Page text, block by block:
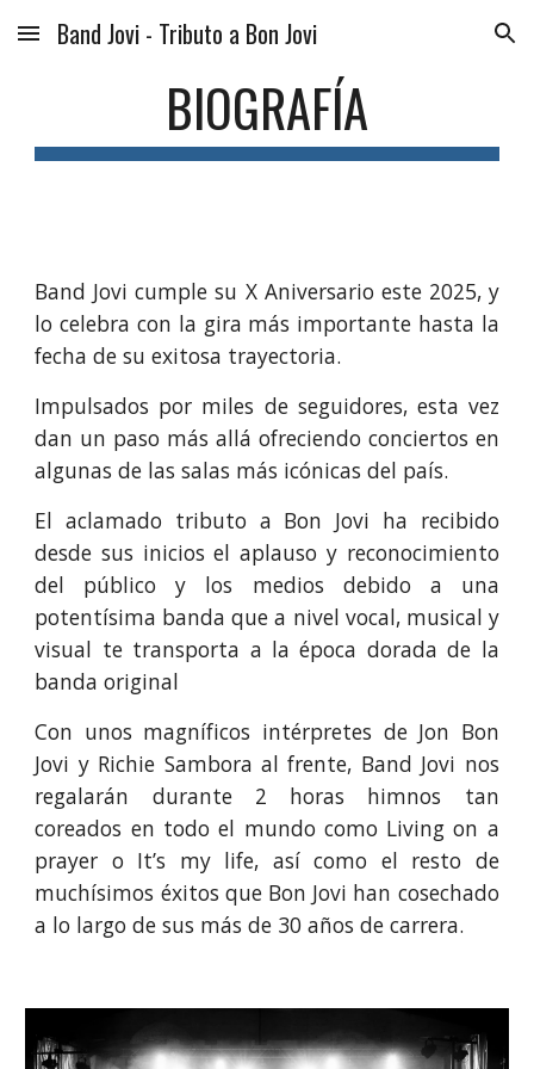
Skip to main content Skip to navigation
Band Jovi - Tributo a Bon Jovi
BIOGRAFÍA
Band Jovi cumple su X Aniversario este 2025, y
lo celebra con la gira más importante hasta la
fecha de su exitosa trayectoria.
Impulsados por miles de seguidores, esta vez
dan un paso más allá ofreciendo conciertos en
algunas de las salas más icónicas del país.
El aclamado tributo a Bon Jovi ha recibido
desde sus inicios el aplauso y reconocimiento
del público y los medios debido a una
potentísima banda que a nivel vocal, musical y
visual te transporta a la época dorada de la
banda original
Con unos magníficos intérpretes de Jon Bon
Jovi y Richie Sambora al frente, Band Jovi nos
regalarán durante 2 horas himnos tan
coreados en todo el mundo como Living on a
prayer o It’s my life, así como el resto de
muchísimos éxitos que Bon Jovi han cosechado
a lo largo de sus más de 30 años de carrera.